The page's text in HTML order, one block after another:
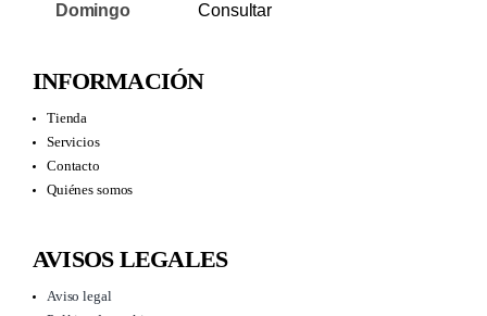
Domingo
Consultar
INFORMACIÓN
Tienda
Servicios
Contacto
Quiénes somos
AVISOS LEGALES
Aviso legal